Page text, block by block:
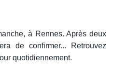
à Rennes. Après deux
de confirmer... Retrouvez
quotidiennement.